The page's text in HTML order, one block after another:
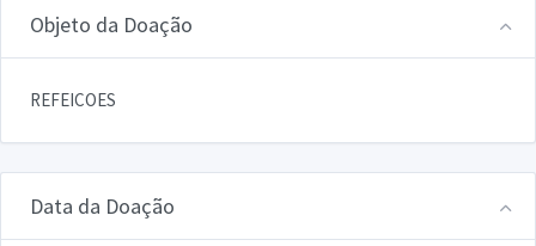
Objeto da Doação
REFEICOES
Data da Doação